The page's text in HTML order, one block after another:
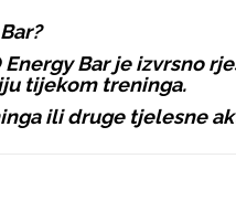
Bar je izvrsno
tijekom treninga.
ili druge tjelesne